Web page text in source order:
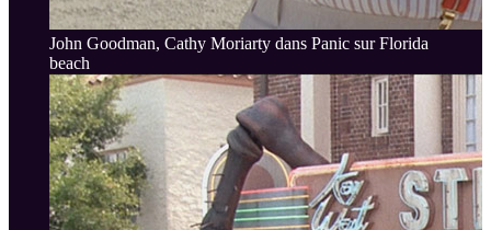
John Goodman, Cathy Moriarty dans Panic sur Florida
beach